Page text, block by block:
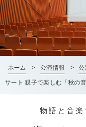
ホーム > 公演情報 > 公
サート 親子で楽しむ「秋の音
物語と音